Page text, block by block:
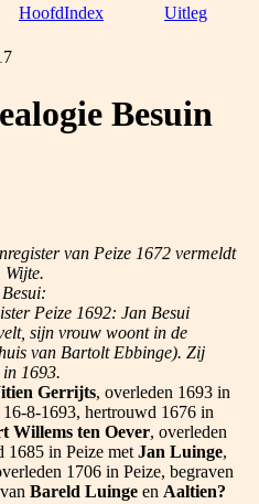
HoofdIndex Uitleg
Besuin
van Peize 1672 vermeldt
Wijte.
Peize 1692: Jan Besui
sijn vrouw woont in de
van Bartolt Ebbinge). Zij
1693.
Gerrijts, overleden 1693 in
16-8-1693, hertrouwd 1676 in
Willems ten Oever, overleden
1685 in Peize met Jan Luinge,
1706 in Peize, begraven
Bareld Luinge en Aaltien?